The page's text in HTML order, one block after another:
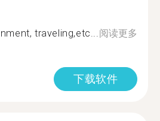
traveling,etc... 阅读更多
下载软件